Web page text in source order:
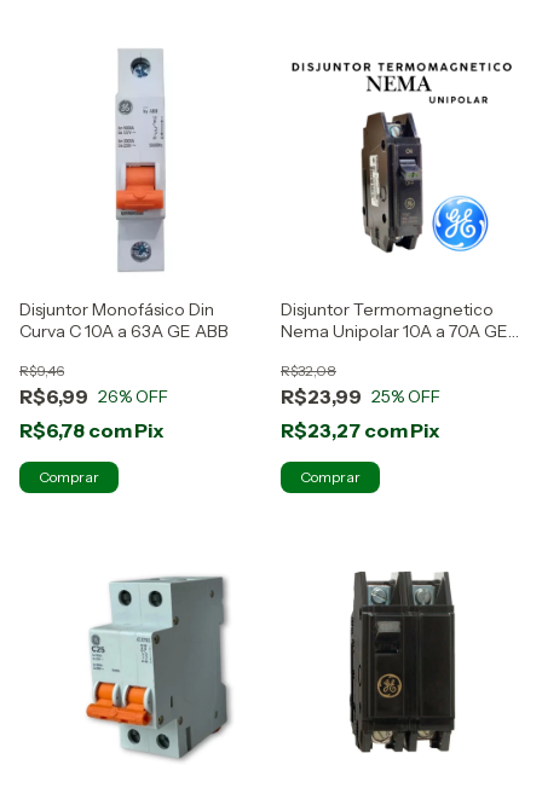
Disjuntor Monofásico Din
Curva C 10A a 63A GE ABB
R$6,99
R$9,46
26% OFF
R$6,78 comPix
Comprar
Disjuntor Termomagnetico
Nema Unipolar 10A a 70A GE
R$23,99
R$32,08
25% OFF
R$23,27 comPix
Comprar